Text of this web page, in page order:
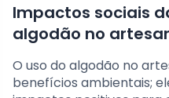
Impactos sociais
algodão no
O uso do algodão no
benefícios ambientais;